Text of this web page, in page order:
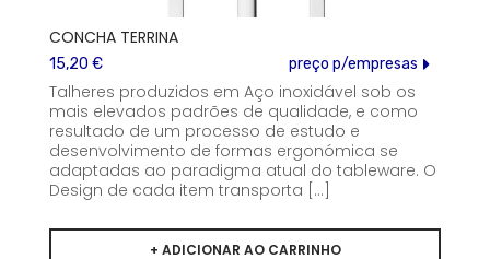
CONCHA TERRINA
15,20 € preço p/empresas
Talheres produzidos em Aço inoxidável sob os
mais elevados padrões de qualidade, e como
resultado de um processo de estudo e
desenvolvimento de formas ergonómica se
adaptadas ao paradigma atual do tableware. O
Design de cada item transporta [...]